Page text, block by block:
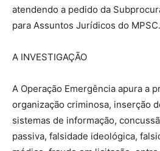
atendendo a pedido da
para Assuntos Jurídicos do MPSC.
A INVESTIGAÇÃO
A Operação Emergência apura a
organização criminosa, inserção
sistemas de informação,
passiva, falsidade ideológica,